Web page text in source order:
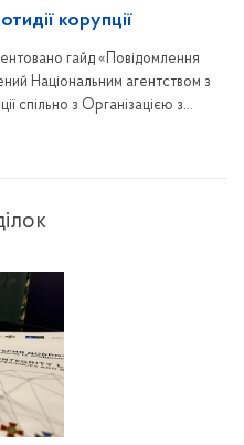
корупції
гайд «Повідомлення
Національним агентством з
спільно з Організацією з